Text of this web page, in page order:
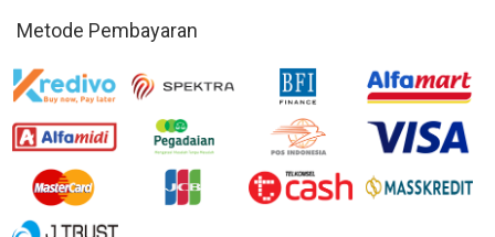
Metode Pembayaran